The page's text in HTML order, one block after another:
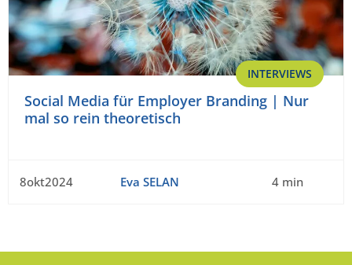
INTERVIEWS
Social Media für Employer Branding | Nur
mal so rein theoretisch
8okt2024 Eva SELAN 4 min